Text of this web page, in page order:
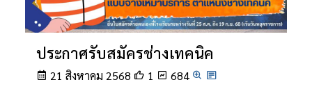
ประกาศรับสมัครช่างเทคนิค
21 สิงหาคม 2568 1 684